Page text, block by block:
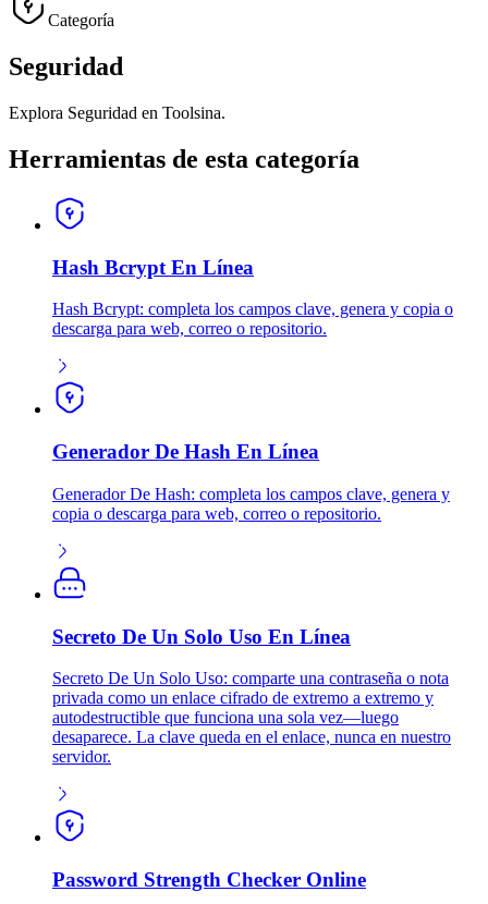
Categoría
Seguridad
Explora Seguridad en Toolsina.
Herramientas de esta categoría
Hash Bcrypt En Línea
Hash Bcrypt: completa los campos clave, genera y copia o
descarga para web, correo o repositorio.
Generador De Hash En Línea
Generador De Hash: completa los campos clave, genera y
copia o descarga para web, correo o repositorio.
Secreto De Un Solo Uso En Línea
Secreto De Un Solo Uso: comparte una contraseña o nota
privada como un enlace cifrado de extremo a extremo y
autodestructible que funciona una sola vez—luego
desaparece. La clave queda en el enlace, nunca en nuestro
servidor.
Password Strength Checker Online